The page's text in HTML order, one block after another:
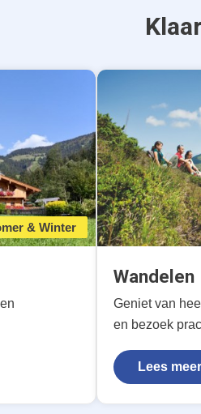
& Winter
Wandelen
Geniet van
en bezoek
Lees meer